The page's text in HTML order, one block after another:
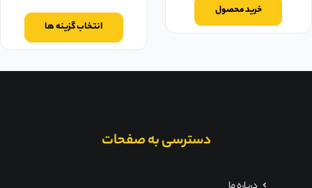
خرید محصول
انتخاب گزینه ها
دسترسی به صفحات